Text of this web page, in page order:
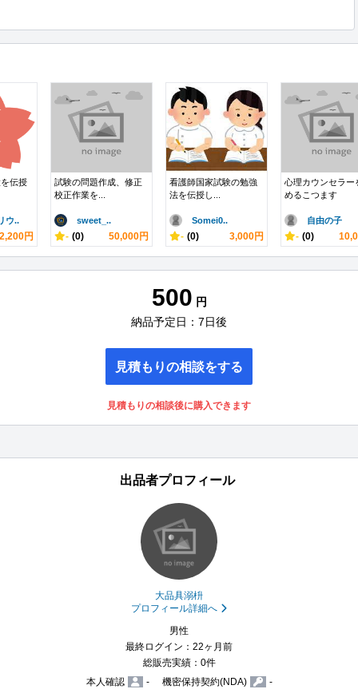
伝授
ウ..
2,200円
試験の問題作成、修正
校正作業を...
sweet_..
- (0) 50,000円
看護師国家試験の勉強
法を伝授し...
Somei0..
- (0) 3,000円
心理カウンセラー
めるこつます
自由の子
- (0)
500 円
納品予定日：7日後
見積もりの相談をする
見積もりの相談後に購入できます
出品者プロフィール
大品具溺枡
プロフィール詳細へ
男性
最終ログイン：22ヶ月前
総販売実績：0件
本人確認
- 機密保持契約(NDA) -